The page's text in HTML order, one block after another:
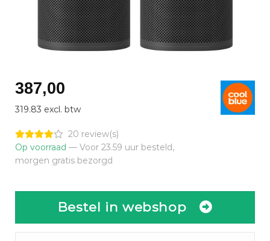
387,00
319.83 excl. btw
20 review(s)
Op voorraad — Voor 23.59 uur besteld,
morgen gratis bezorgd
Bestel in webshop